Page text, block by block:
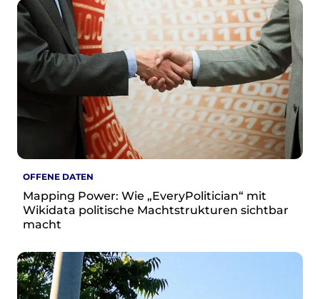
OFFENE DATEN
Mapping Power: Wie „EveryPolitician“ mit
Wikidata politische Machtstrukturen sichtbar
macht